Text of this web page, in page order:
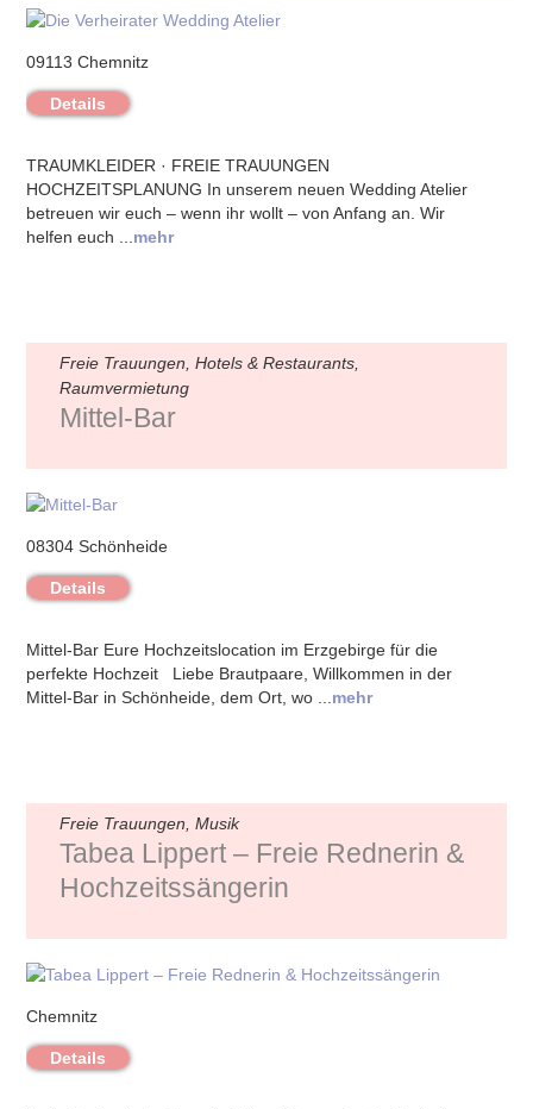
09113 Chemnitz
Details
TRAUMKLEIDER · FREIE TRAUUNGEN
HOCHZEITSPLANUNG In unserem neuen Wedding Atelier
betreuen wir euch – wenn ihr wollt – von Anfang an. Wir
helfen euch ... mehr
Freie Trauungen, Hotels & Restaurants,
Raumvermietung
Mittel-Bar
08304 Schönheide
Details
Mittel-Bar Eure Hochzeitslocation im Erzgebirge für die
perfekte Hochzeit Liebe Brautpaare, Willkommen in der
Mittel-Bar in Schönheide, dem Ort, wo ... mehr
Freie Trauungen, Musik
Tabea Lippert – Freie Rednerin &
Hochzeitssängerin
Chemnitz
Details